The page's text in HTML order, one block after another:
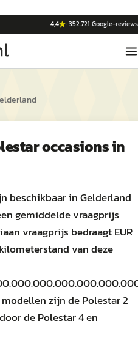
4,4 ·352.721 Google-reviews
occasions in
beschikbaar in Gelderland
gemiddelde vraagprijs
vraagprijs bedraagt EUR
van deze
zijn de Polestar 2
de Polestar 4 en